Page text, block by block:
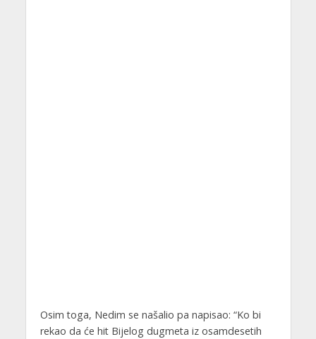
Osim toga, Nedim se našalio pa napisao: “Ko bi
rekao da će hit Bijelog dugmeta iz osamdesetih